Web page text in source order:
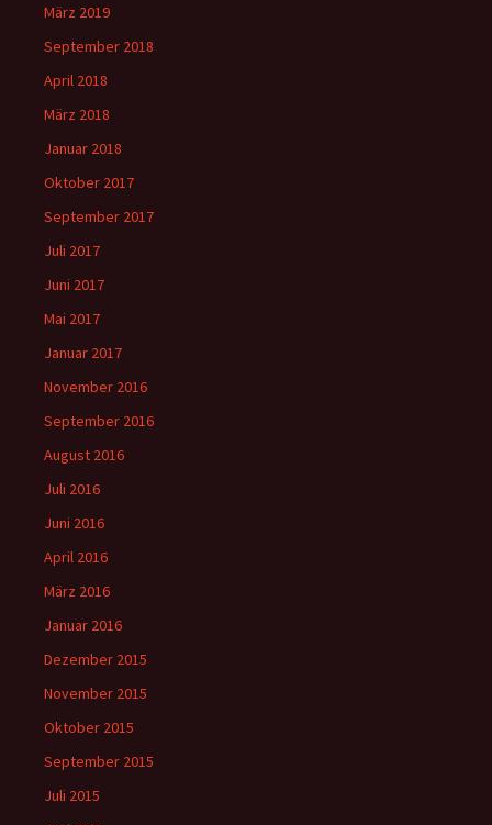
März 2019
September 2018
April 2018
März 2018
Januar 2018
Oktober 2017
September 2017
Juli 2017
Juni 2017
Mai 2017
Januar 2017
November 2016
September 2016
August 2016
Juli 2016
Juni 2016
April 2016
März 2016
Januar 2016
Dezember 2015
November 2015
Oktober 2015
September 2015
Juli 2015